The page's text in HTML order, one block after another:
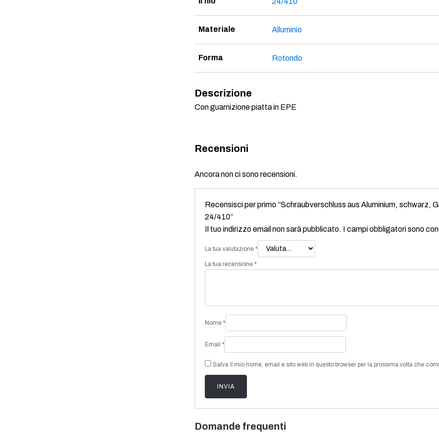
Materiale Alluminio
Forma Rotondo
Descrizione
Con guarnizione piatta in EPE
Recensioni
Ancora non ci sono recensioni.
Recensisci per primo “Schraubverschluss aus Aluminium, schwarz,
24/410”
Il tuo indirizzo email non sarà pubblicato. I campi obbligatori sono
La tua valutazione *
La tua recensione *
Nome *
Email *
Salva il mio nome, email e sito web in questo browser per la prossima volta che
Domande frequenti